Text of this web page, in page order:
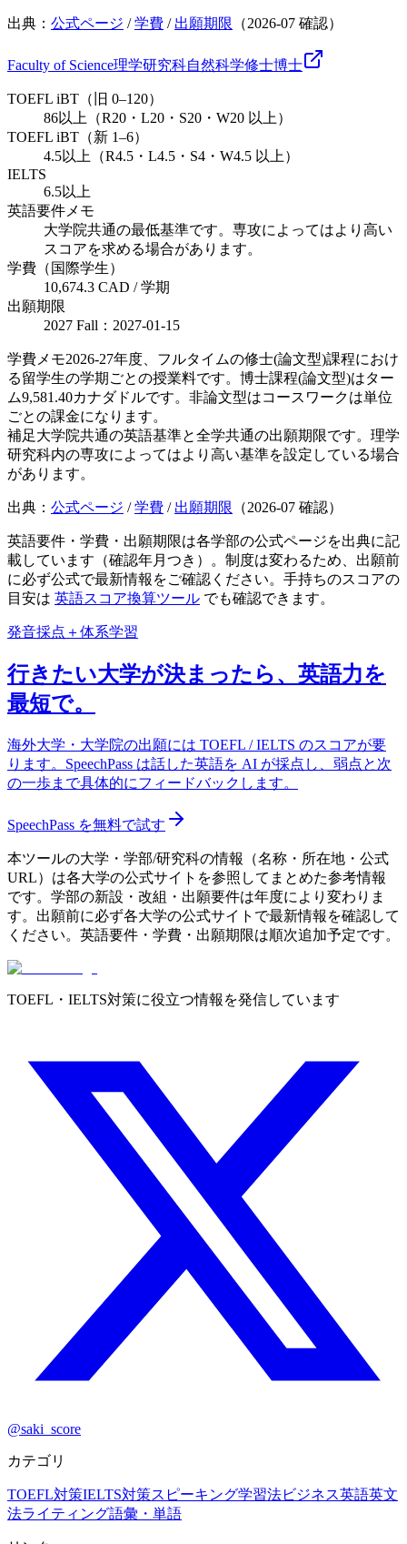
出典： 公式ページ /学費 / 出願期限 （2026-07 確認）
Faculty of Science理学研究科自然科学修士博士
TOEFL iBT（旧 0–120）
86以上（R20・L20・S20・W20 以上）
TOEFL iBT（新 1–6）
4.5以上（R4.5・L4.5・S4・W4.5 以上）
IELTS
6.5以上
英語要件メモ
大学院共通の最低基準です。専攻によってはより高い
スコアを求める場合があります。
学費（国際学生）
10,674.3 CAD / 学期
出願期限
2027 Fall：2027-01-15
学費メモ2026-27年度、フルタイムの修士(論文型)課程におけ
る留学生の学期ごとの授業料です。博士課程(論文型)はター
ム9,581.40カナダドルです。非論文型はコースワークは単位
ごとの課金になります。
補足大学院共通の英語基準と全学共通の出願期限です。理学
研究科内の専攻によってはより高い基準を設定している場合
があります。
出典： 公式ページ /学費 / 出願期限 （2026-07 確認）
英語要件・学費・出願期限は各学部の公式ページを出典に記
載しています（確認年月つき）。制度は変わるため、出願前
に必ず公式で最新情報をご確認ください。手持ちのスコアの
目安は 英語スコア換算ツール でも確認できます。
発音採点＋体系学習
行きたい大学が決まったら、英語力を
最短で。
海外大学・大学院の出願には TOEFL / IELTS のスコアが要
ります。SpeechPass は話した英語を AI が採点し、弱点と次
の一歩まで具体的にフィードバックします。
SpeechPass を無料で試す
本ツールの大学・学部/研究科の情報（名称・所在地・公式
URL）は各大学の公式サイトを参照してまとめた参考情報
です。学部の新設・改組・出願要件は年度により変わりま
す。出願前に必ず各大学の公式サイトで最新情報を確認して
ください。英語要件・学費・出願期限は順次追加予定です。
TOEFL・IELTS対策に役立つ情報を発信しています
@saki_score
カテゴリ
TOEFL対策IELTS対策スピーキング学習法ビジネス英語英文
法ライティング語彙・単語